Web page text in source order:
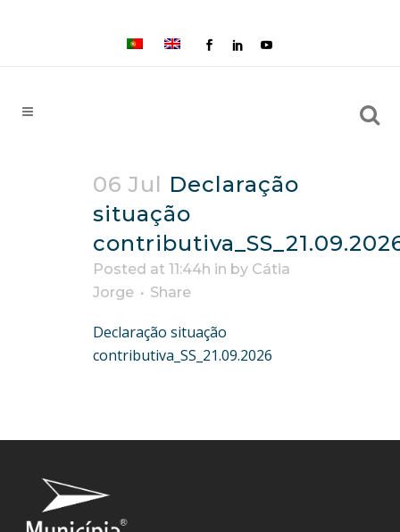
06 Jul Declaração
situação
Posted at 11:44h in by Cátia
Jorge
Share
Declaração situação
contributiva_SS_21.09.2026